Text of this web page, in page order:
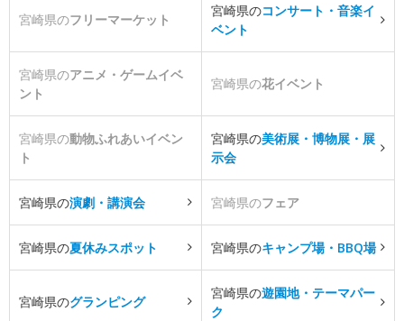
宮崎県のフリーマーケット
宮崎県のコンサート・音楽イ
ベント
宮崎県のアニメ・ゲームイベ
ント
宮崎県の花イベント
宮崎県の動物ふれあいイベン
ト
宮崎県の美術展・博物展・展
示会
宮崎県の演劇・講演会 宮崎県のフェア
宮崎県の夏休みスポット 宮崎県のキャンプ場・BBQ場
宮崎県のグランピング
宮崎県の遊園地・テーマパー
ク